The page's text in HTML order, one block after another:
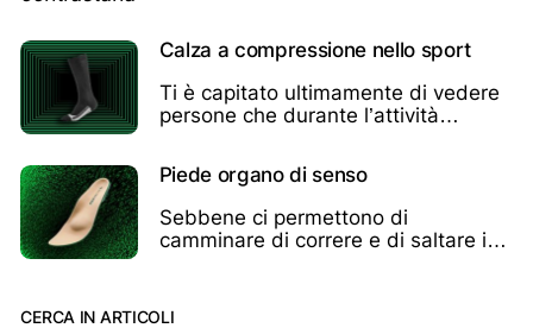
Calza a compressione nello sport
Ti è capitato ultimamente di vedere
persone che durante l’attività
Piede organo di senso
Sebbene ci permettono di
camminare di correre e di saltare i
CERCA IN ARTICOLI